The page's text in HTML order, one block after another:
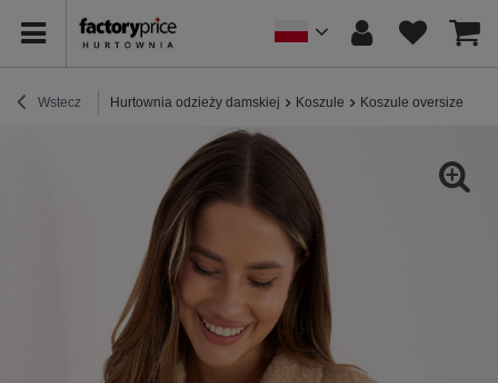
Wstecz Hurtownia odzieży damskiej Koszule Koszule oversize